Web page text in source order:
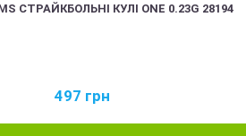
СТРАЙКБОЛЬНІ КУЛІ ONE 0.23G 28194
497 грн